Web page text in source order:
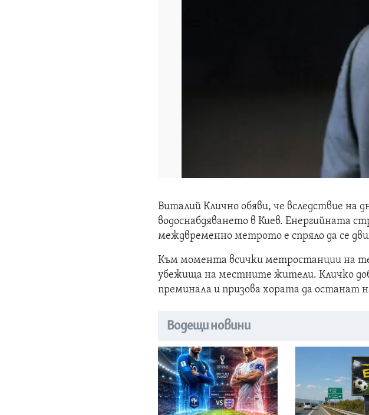
Виталий Клично обяви, че вследствие на
водоснабдяването в Киев. Енергийната
междвременно метрото е спряло да се
Към момента всички метростанции на
убежища на местните жители. Кличко
преминала и призова хората да останат
Водещи новини